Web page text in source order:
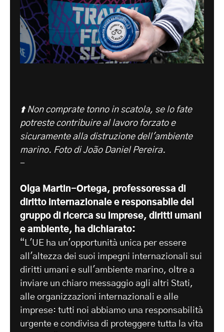
⬆️ Non comprate tonno in scatola, se lo fate
potreste contribuire al lavoro forzato e
sicuramente alla distruzione dell'ambiente
marino. Foto di João Daniel Pereira.
-
Olga Martin-Ortega, professoressa di
diritto internazionale e responsabile del
gruppo di ricerca su imprese, diritti umani
e ambiente, ha dichiarato:
“L'UE ha un'opportunità unica per essere
all'altezza dei suoi impegni internazionali sui
diritti umani e sull'ambiente marino, oltre a
inviare un chiaro messaggio agli altri Stati,
alle organizzazioni internazionali e alle
imprese: tutti noi abbiamo una responsabilità
urgente e condivisa di proteggere tutta la vita